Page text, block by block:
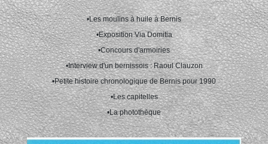
•Les moulins à huile à Bernis
•Exposition Via Domitia
•Concours d'armoiries
•Interview d'un bernissois : Raoul Clauzon
•Petite histoire chronologique de Bernis pour 1990
•Les capitelles
•La photothèque